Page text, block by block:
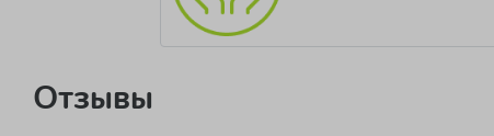
Отзывы